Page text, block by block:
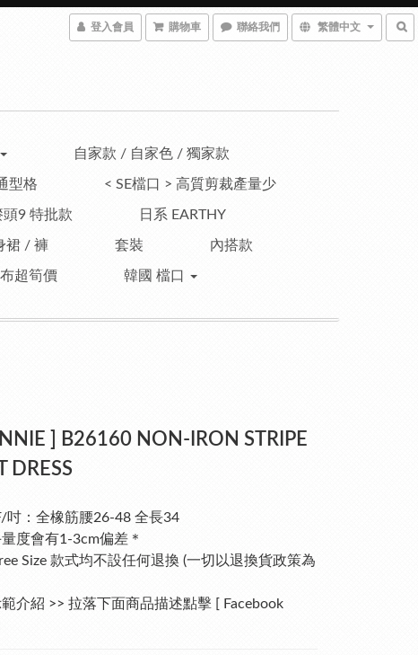
登入會員 購物車 聯絡我們 繁體中文
自家款 / 自家色 / 獨家款
型格 < SE檔口 > 高質剪裁產量少
頭9 特批款 日系 EARTHY
裙 / 褲 套裝 內搭款
超筍價 韓國 檔口
] B26160 NON-IRON STRIPE
DRESS
吋：全橡筋腰26-48 全長34
量度會有1-3cm偏差＊
Size 款式均不設任何退換 (一切以退換貨政策為
介紹 >> 拉落下面商品描述點擊 [ Facebook